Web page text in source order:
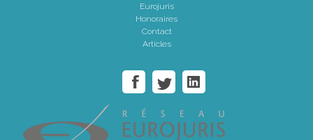
Eurojuris
Honoraires
Contact
Articles